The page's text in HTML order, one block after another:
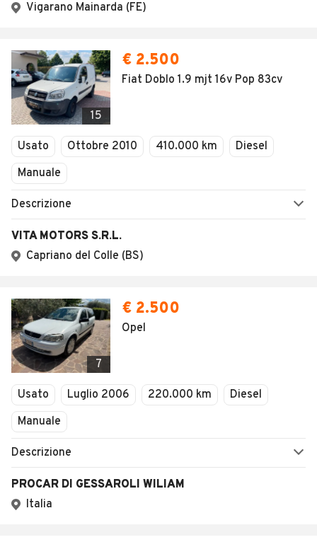
Vigarano Mainarda (FE)
15
€ 2.500
Fiat Doblo 1.9 mjt 16v Pop 83cv
Usato Ottobre 2010 410.000 km
Diesel
Manuale
Descrizione
VITA MOTORS S.R.L.
Capriano del Colle (BS)
7
€ 2.500
Opel
Usato Luglio 2006 220.000 km
Diesel
Manuale
Descrizione
PROCAR DI GESSAROLI WILIAM
Italia